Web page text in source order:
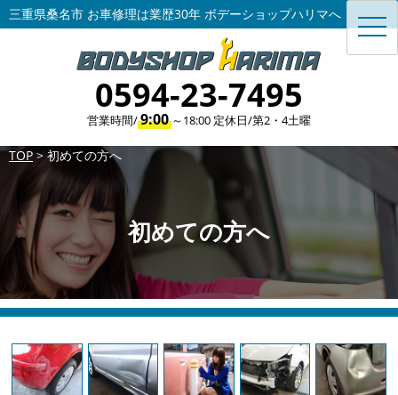
三重県桑名市 お車修理は業歴30年 ボデーショップハリマへ
0594-23-7495
営業時間/9:00～18:00 定休日/第2・4土曜
TOP > 初めての方へ
初めての方へ